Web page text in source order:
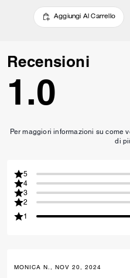
Aggiungi Al Carrello
Recensioni
1.0
Per maggiori informazioni su come
di
5
4
3
2
1
MONICA N., NOV 20, 2024